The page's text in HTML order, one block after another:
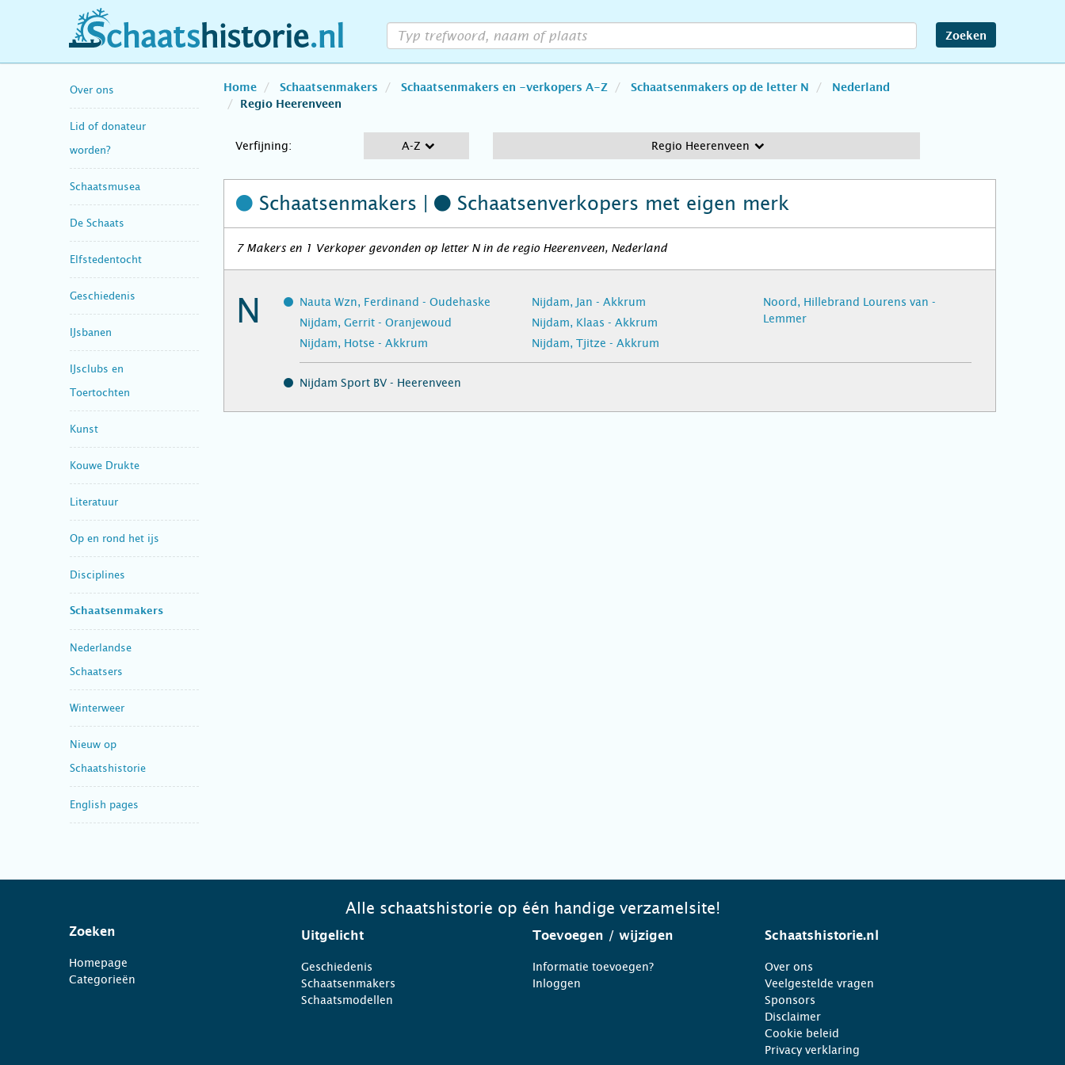
schaatshistorie.nl Zoeken
Over ons
Lid of donateur
worden?
Schaatsmusea
De Schaats
Elfstedentocht
Geschiedenis
IJsbanen
IJsclubs en
Toertochten
Kunst
Kouwe Drukte
Literatuur
Op en rond het ijs
Disciplines
Schaatsenmakers
Nederlandse
Schaatsers
Winterweer
Nieuw op
Schaatshistorie
English pages
Home Schaatsenmakers Schaatsenmakers en -verkopers A-Z Schaatsenmakers op de letter N
Nederland
Regio Heerenveen
Verfijning: A-Z Regio Heerenveen
Schaatsenmakers | Schaatsenverkopers met eigen merk
7 Makers en 1 Verkoper gevonden op letter N in de regio Heerenveen, Nederland
N
Nauta Wzn, Ferdinand - Oudehaske
Nijdam, Gerrit - Oranjewoud
Nijdam, Hotse - Akkrum
Nijdam, Jan - Akkrum
Nijdam, Klaas - Akkrum
Nijdam, Tjitze - Akkrum
Noord, Hillebrand Lourens van -
Lemmer
Nijdam Sport BV - Heerenveen
Alle schaatshistorie op één handige verzamelsite!
Zoeken
Homepage
Categorieën
Uitgelicht
Geschiedenis
Schaatsenmakers
Schaatsmodellen
Toevoegen / wijzigen
Informatie toevoegen?
Inloggen
Schaatshistorie.nl
Over ons
Veelgestelde vragen
Sponsors
Disclaimer
Cookie beleid
Privacy verklaring